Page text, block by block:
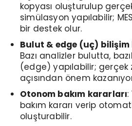
kopyası oluşturulup
simülasyon yapılabilir;
bir destek olur.
Bulut & edge (uç)
Bazı analizler bulutta,
(edge) yapılabilir; gerçek
açısından önem
Otonom bakım kararları
bakım kararı verip
oluşturabilir.